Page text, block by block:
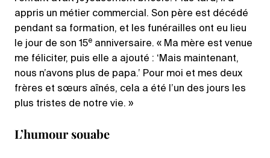
appris un métier commercial. Son père est décédé
pendant sa formation, et les funérailles ont eu lieu
le jour de son 15e anniversaire. « Ma mère est venue
me féliciter, puis elle a ajouté : ‘Mais maintenant,
nous n’avons plus de papa.’ Pour moi et mes deux
frères et sœurs aînés, cela a été l’un des jours les
plus tristes de notre vie. »
L’humour souabe